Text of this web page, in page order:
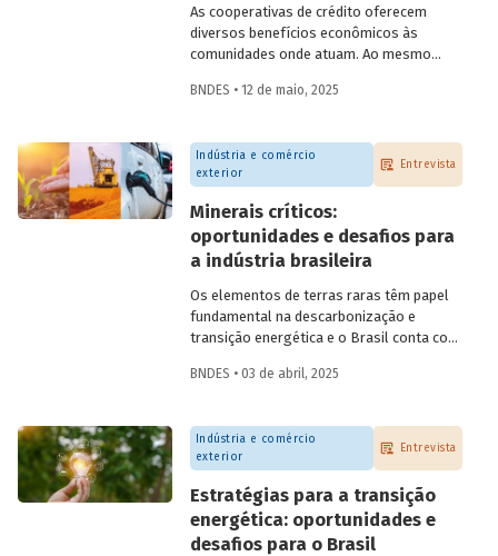
das investidas.
As cooperativas de crédito oferecem
diversos benefícios econômicos às
comunidades onde atuam. Ao mesmo
arrecadação e produtividade; reduzem
melhoram indicadores educacionais.
Conversamos com o pesquisador da Fipe,
Alison Pablo de Oliveira, sobre o impacto
dessas cooperativas na economia local.
BNDES • 12 de maio, 2025
Indústria e comércio
exterior
Entrevista
Minerais críticos:
oportunidades e desafios para
a indústria brasileira
Os elementos de terras raras têm papel
fundamental na descarbonização e
transição energética e o Brasil conta com
despontar comoplayer
Karayannopoulos, especialista na
indústria de terras raras e minerais
críticos, para entender o potencial do
Brasil e alguns passos que precisam ser
tomados para alcançarmos esse objetivo.
BNDES • 03 de abril, 2025
Indústria e comércio
exterior
Entrevista
Estratégias para a transição
energética: oportunidades e
desafios para o Brasil